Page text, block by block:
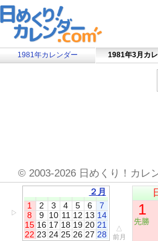
1981年カレンダー 1981年3月カ
© 2003-2026 日めくり！カレ
▷
２月
1
2 3 4 5 6
7
8
9 10 11 12 13 14
15 16 17 18 19 20 21
22 23 24 25 26 27 28
△
前月
1
先勝